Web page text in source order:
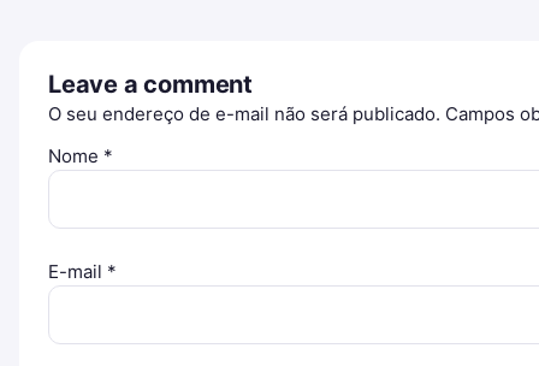
Leave a comment
O seu endereço de e-mail não será publicado. Campos
Nome *
E-mail *